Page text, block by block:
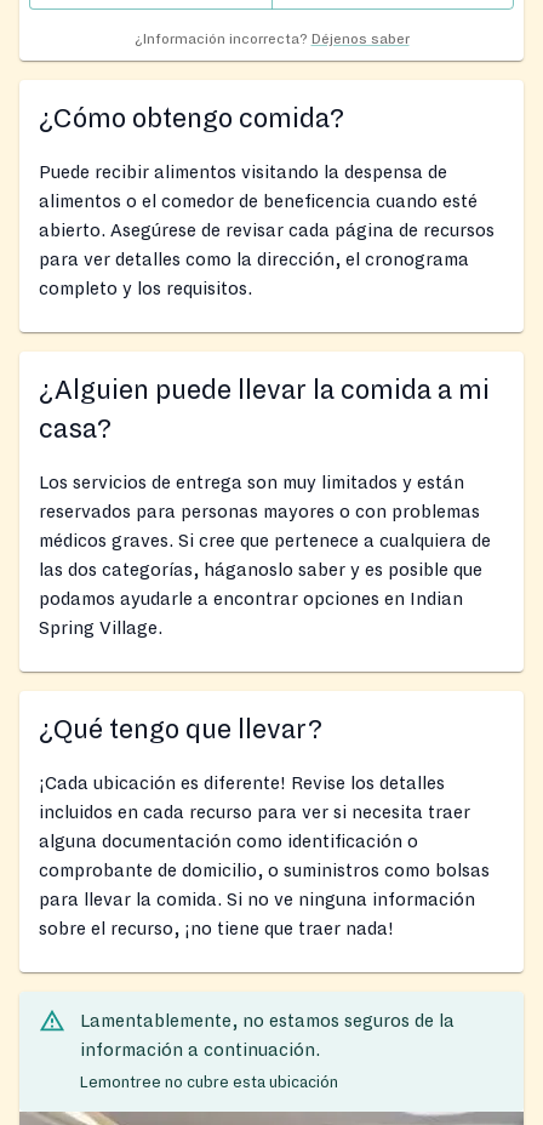
¿Información incorrecta? Déjenos saber
¿Cómo obtengo comida?
Puede recibir alimentos visitando la despensa de
alimentos o el comedor de beneficencia cuando esté
abierto. Asegúrese de revisar cada página de recursos
para ver detalles como la dirección, el cronograma
completo y los requisitos.
¿Alguien puede llevar la comida a mi
casa?
Los servicios de entrega son muy limitados y están
reservados para personas mayores o con problemas
médicos graves. Si cree que pertenece a cualquiera de
las dos categorías, háganoslo saber y es posible que
podamos ayudarle a encontrar opciones en Indian
Spring Village.
¿Qué tengo que llevar?
¡Cada ubicación es diferente! Revise los detalles
incluidos en cada recurso para ver si necesita traer
alguna documentación como identificación o
comprobante de domicilio, o suministros como bolsas
para llevar la comida. Si no ve ninguna información
sobre el recurso, ¡no tiene que traer nada!
Lamentablemente, no estamos seguros de la
información a continuación.
Lemontree no cubre esta ubicación